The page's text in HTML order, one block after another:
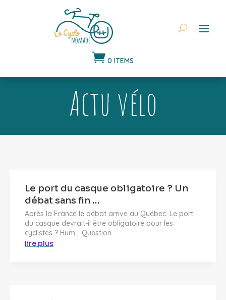
 0 ITEMS
Actu vélo
Le port du casque obligatoire ? Un
débat sans fin …
Après la France le débat arrive au Québec. Le port
du casque devrait-il être obligatoire pour les
cyclistes ? Hum... Question...
lire plus